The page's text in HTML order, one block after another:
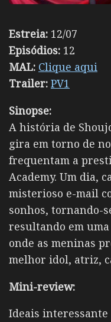
Estreia: 12/07
Episódios: 12
MAL: Clique aqui
Trailer: PV1
Sinopse:
A história de
gira em torno de
frequentam a
Academy. Um dia,
misterioso e-mail
sonhos, tornando-
resultando em
onde as meninas
melhor idol, atriz,
Mini-review:
Ideais interessante